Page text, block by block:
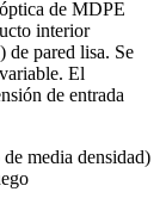
de MDPE
interior
de pared lisa. Se
El
de entrada